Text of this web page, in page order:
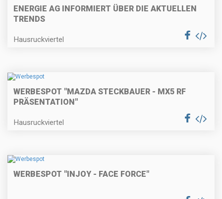
ENERGIE AG INFORMIERT ÜBER DIE AKTUELLEN
TRENDS
Hausruckviertel
WERBESPOT "MAZDA STECKBAUER - MX5 RF
PRÄSENTATION"
Hausruckviertel
WERBESPOT "INJOY - FACE FORCE"